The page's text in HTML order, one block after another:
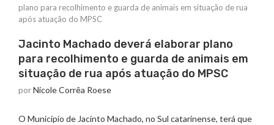
plano para recolhimento e guarda de animais em situação de rua
após atuação do MPSC
Jacinto Machado deverá elaborar plano
para recolhimento e guarda de animais em
situação de rua após atuação do MPSC
porNicole Corrêa Roese
O Município de Jacinto Machado, no Sul catarinense, terá que